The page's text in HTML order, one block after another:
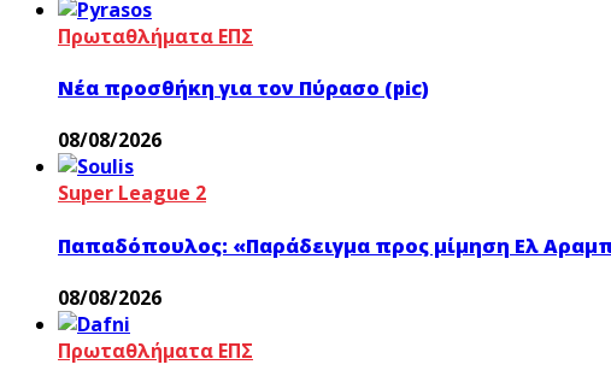
Πρωταθλήματα ΕΠΣ
Νέα προσθήκη για τον Πύρασο (pic)
08/08/2026
Super League 2
Παπαδόπουλος: «Παράδειγμα προς μίμηση Ελ
08/08/2026
Πρωταθλήματα ΕΠΣ